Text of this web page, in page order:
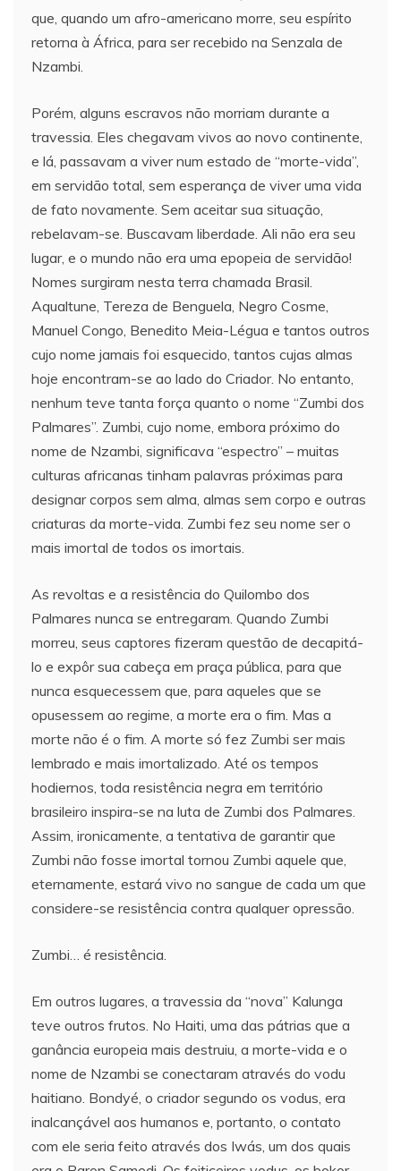
que, quando um afro-americano morre, seu espírito
retorna à África, para ser recebido na Senzala de
Nzambi.
Porém, alguns escravos não morriam durante a
travessia. Eles chegavam vivos ao novo continente,
e lá, passavam a viver num estado de “morte-vida”,
em servidão total, sem esperança de viver uma vida
de fato novamente. Sem aceitar sua situação,
rebelavam-se. Buscavam liberdade. Ali não era seu
lugar, e o mundo não era uma epopeia de servidão!
Nomes surgiram nesta terra chamada Brasil.
Aqualtune, Tereza de Benguela, Negro Cosme,
Manuel Congo, Benedito Meia-Légua e tantos outros
cujo nome jamais foi esquecido, tantos cujas almas
hoje encontram-se ao lado do Criador. No entanto,
nenhum teve tanta força quanto o nome “Zumbi dos
Palmares”. Zumbi, cujo nome, embora próximo do
nome de Nzambi, significava “espectro” – muitas
culturas africanas tinham palavras próximas para
designar corpos sem alma, almas sem corpo e outras
criaturas da morte-vida. Zumbi fez seu nome ser o
mais imortal de todos os imortais.
As revoltas e a resistência do Quilombo dos
Palmares nunca se entregaram. Quando Zumbi
morreu, seus captores fizeram questão de decapitá-
lo e expôr sua cabeça em praça pública, para que
nunca esquecessem que, para aqueles que se
opusessem ao regime, a morte era o fim. Mas a
morte não é o fim. A morte só fez Zumbi ser mais
lembrado e mais imortalizado. Até os tempos
hodiernos, toda resistência negra em território
brasileiro inspira-se na luta de Zumbi dos Palmares.
Assim, ironicamente, a tentativa de garantir que
Zumbi não fosse imortal tornou Zumbi aquele que,
eternamente, estará vivo no sangue de cada um que
considere-se resistência contra qualquer opressão.
Zumbi… é resistência.
Em outros lugares, a travessia da “nova” Kalunga
teve outros frutos. No Haiti, uma das pátrias que a
ganância europeia mais destruiu, a morte-vida e o
nome de Nzambi se conectaram através do vodu
haitiano. Bondyé, o criador segundo os vodus, era
inalcançável aos humanos e, portanto, o contato
com ele seria feito através dos Iwás, um dos quais